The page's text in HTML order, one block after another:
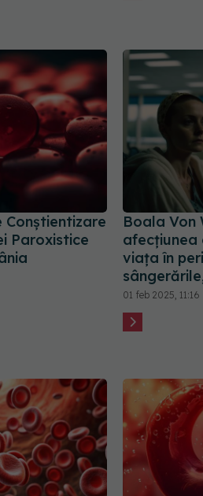
Conștientizare
Paroxistice
Boala Von
afecțiunea
viața în
01 feb 2025, 11:16